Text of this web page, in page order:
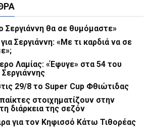
Σεργιάννη θα σε θυμόμαστε»
Σεργιάννη: «Με τι καρδιά να σε
Λαμίας: «Έφυγε» στα 54 του
29/8 το Super Cup Φθιώτιδας
στοιχηματίζουν στην
διάρκεια της σεζόν
για τον Κηφισσό Κάτω Τιθορέας